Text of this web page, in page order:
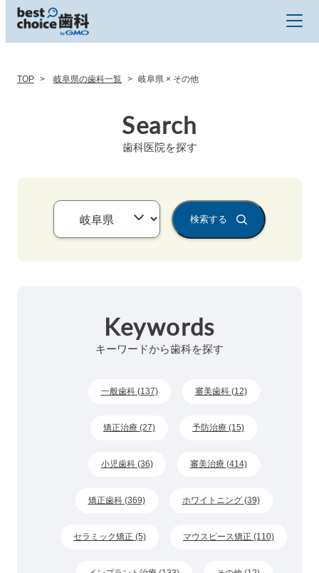
TOP 岐阜県の歯科一覧 岐阜県 × その他
Search
歯科医院を探す
検索する
Keywords
キーワードから歯科を探す
一般歯科 (137) 審美歯科 (12)
矯正治療 (27) 予防治療 (15)
小児歯科 (36) 審美治療 (414)
矯正歯科 (369) ホワイトニング (39)
セラミック矯正 (5) マウスピース矯正 (110)